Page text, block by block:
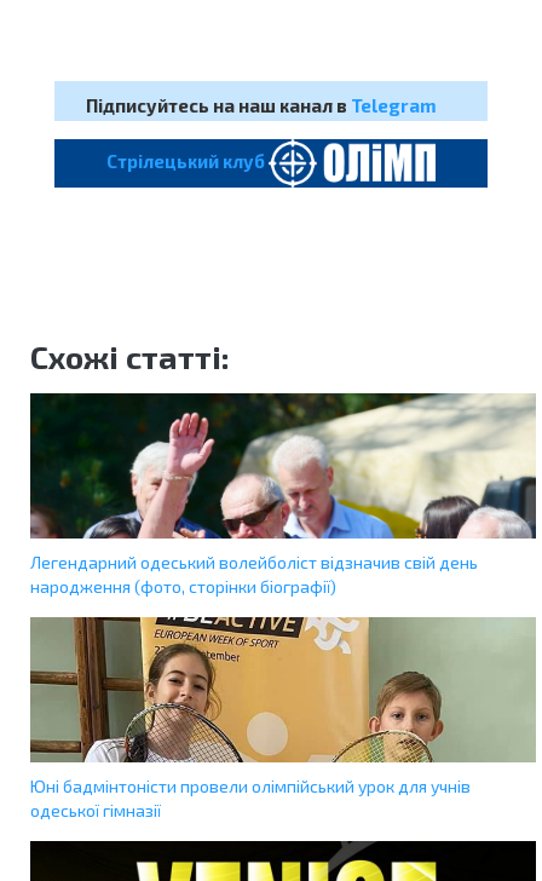
Підписуйтесь на наш канал в Telegram
Cтрілецький клуб
Схожі статті:
Легендарний одеський волейболіст відзначив свій день
народження (фото, сторінки біографії)
Юні бадмінтоністи провели олімпійський урок для учнів
одеської гімназії